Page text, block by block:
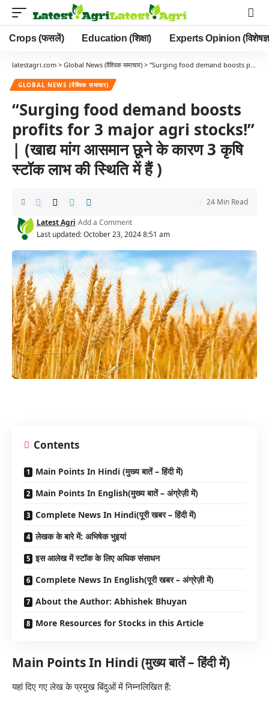
Crops (फसलें) Education (शिक्षा) Experts Opinion (विशेषज्ञ
latestagri.com > Global News (वैश्विक समाचार) > “Surging food demand boosts profits for 3 major agri stocks!” | (खाद्य मांग आसमान छूने के कारण 3 कृषि स्टॉक लाभ की स्थिति में हैं )
GLOBAL NEWS (वैश्विक समाचार)
“Surging food demand boosts
profits for 3 major agri stocks!”
| (खाद्य मांग आसमान छूने के कारण 3 कृषि
स्टॉक लाभ की स्थिति में हैं )
Last updated: October 23, 2024 8:51 am
Latest Agri Add a Comment
24 Min Read
Contents
Main Points In Hindi (मुख्य बातें – हिंदी में)
Main Points In English(मुख्य बातें – अंग्रेज़ी में)
Complete News In Hindi(पूरी खबर – हिंदी में)
लेखक के बारे में: अभिषेक भुइयां
इस आलेख में स्टॉक के लिए अधिक संसाधन
Complete News In English(पूरी खबर – अंग्रेज़ी में)
About the Author: Abhishek Bhuyan
More Resources for Stocks in this Article
Main Points In Hindi (मुख्य बातें – हिंदी में)
यहां दिए गए लेख के प्रमुख बिंदुओं में निम्नलिखित हैं: